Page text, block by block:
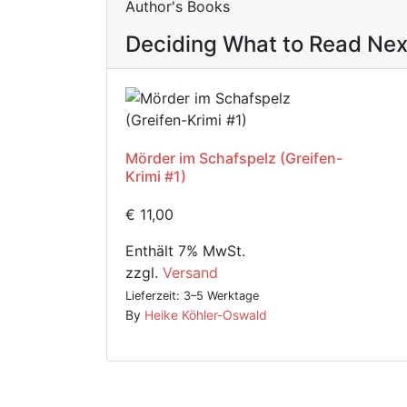
Author's Books
Deciding What to Read
Mörder im Schafspelz (Greifen-
Krimi #1)
€ 11,00
Enthält 7% MwSt.
zzgl. Versand
Lieferzeit: 3–5 Werktage
By Heike Köhler-Oswald